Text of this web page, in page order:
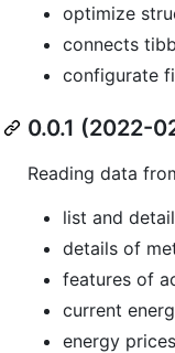
optimize
connects
configurate
0.0.1 (2022-
Reading data
list and
details of
features of
current
energy